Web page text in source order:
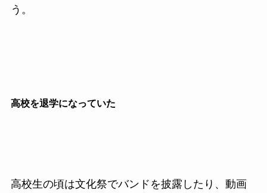
う。
高校を退学になっていた
高校生の頃は文化祭でバンドを披露したり、動画